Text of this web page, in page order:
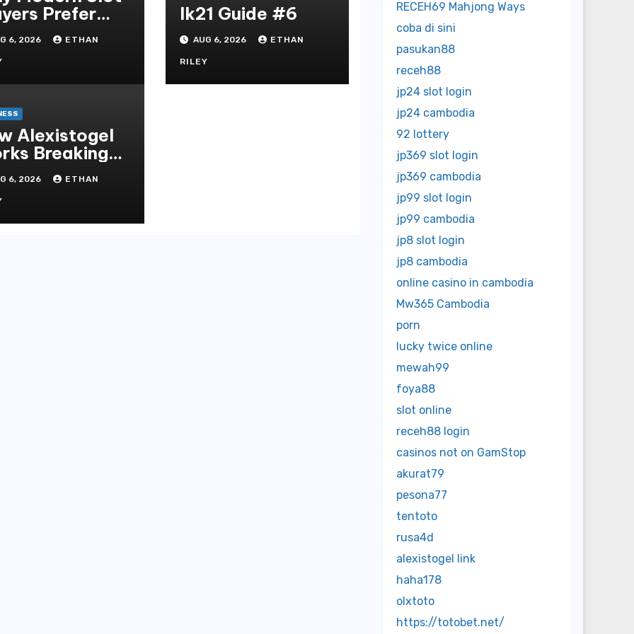
Prefer
Login
6, 2026 ETHAN
lk21 Guide #6
AUG 6, 2026 ETHAN
RILEY
Alexistogel
the Rules
Odds
6, 2026 ETHAN
RECEH69 Mahjong Ways
coba di sini
pasukan88
receh88
jp24 slot login
jp24 cambodia
92 lottery
jp369 slot login
jp369 cambodia
jp99 slot login
jp99 cambodia
jp8 slot login
jp8 cambodia
online casino in cambodia
Mw365 Cambodia
porn
lucky twice online
mewah99
foya88
slot online
receh88 login
casinos not on GamStop
akurat79
pesona77
tentoto
rusa4d
alexistogel link
haha178
olxtoto
https://totobet.net/